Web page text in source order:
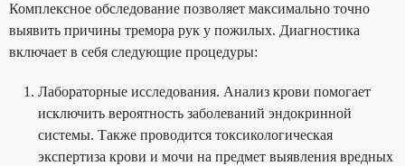
Комплексное обследование позволяет максимально точно
выявить причины тремора рук у пожилых. Диагностика
включает в себя следующие процедуры:
Лабораторные исследования. Анализ крови помогает
исключить вероятность заболеваний эндокринной
системы. Также проводится токсикологическая
экспертиза крови и мочи на предмет выявления вредных